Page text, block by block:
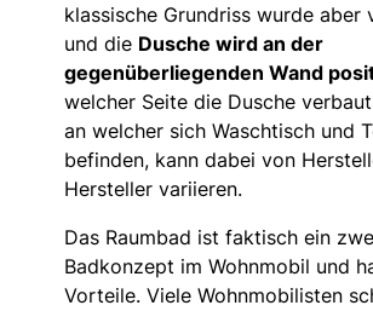
klassische Grundriss wurde aber
und die Dusche wird an der
gegenüberliegenden Wand
welcher Seite die Dusche
an welcher sich Waschtisch und
befinden, kann dabei von
Hersteller variieren.
Das Raumbad ist faktisch ein
Badkonzept im Wohnmobil und
Vorteile. Viele Wohnmobilisten